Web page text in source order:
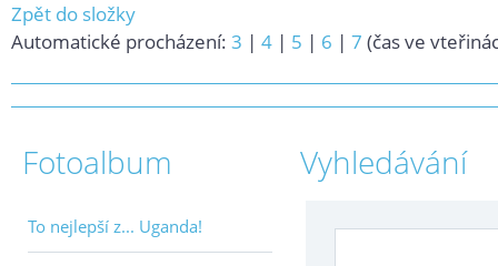
Zpět do složky
Automatické procházení: 3 | 4 | 5 | 6 | 7 (čas ve
Fotoalbum
To nejlepší z... Uganda!
Vyhledávání